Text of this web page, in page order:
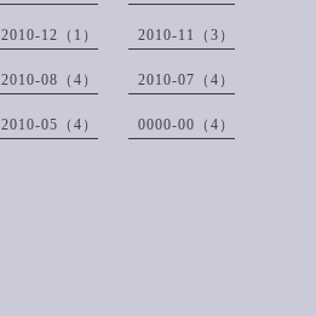
2010-12（1） 2010-11（3）
2010-08（4） 2010-07（4）
2010-05（4） 0000-00（4）